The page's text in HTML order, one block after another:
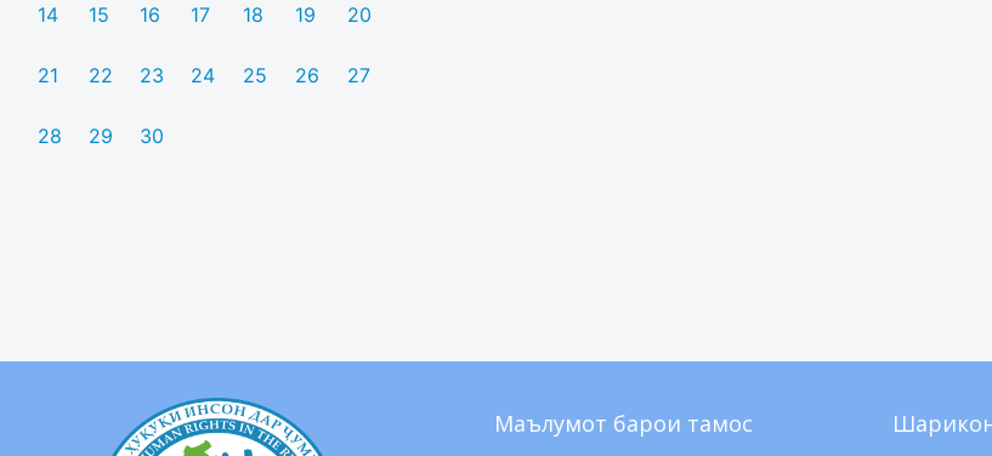
14 15 16 17 18 19 20
21 22 23 24 25 26 27
28 29 30
Маълумот барои тамос